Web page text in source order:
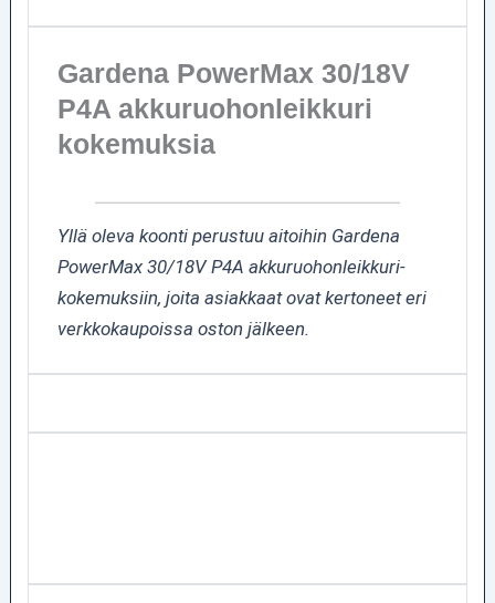
Gardena PowerMax 30/18V
P4A akkuruohonleikkuri
kokemuksia
Yllä oleva koonti perustuu aitoihin Gardena
PowerMax 30/18V P4A akkuruohonleikkuri-
kokemuksiin, joita asiakkaat ovat kertoneet eri
verkkokaupoissa oston jälkeen.